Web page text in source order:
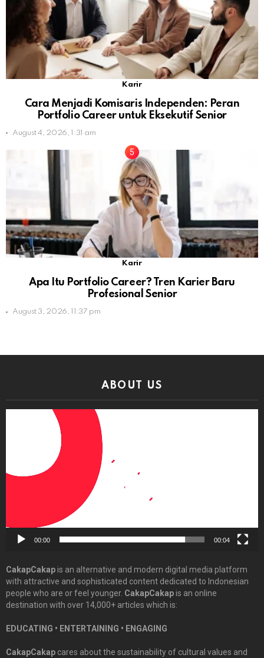
Karir
Cara Menjadi Komisaris Independen: Peran
Portfolio Career untuk Eksekutif Senior
August 4, 2026, 1:31 am
Karir
Apa Itu Portfolio Career? Tren Karier Baru
Profesional Senior
August 3, 2026, 11:37 pm
ABOUT US
00:00 00:04
CakapCakapis an alternative and modern digital media platform
with attractive and sophisticated content dedicated to Indonesian
people who are or feel younger. CakapCakapis an online
destination with over 14,000+ articles which is:
EDUCATING • ENTERTAINING • ENGAGING
CakapCakap cares about the sustainability of cultural values and